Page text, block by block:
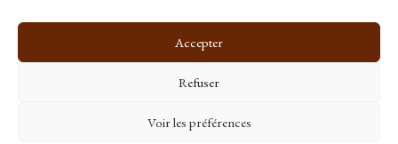
Accepter
Refuser
Voir les préférences
Politique de cookies (UE)
Magic Mastering
Copyright © 2026 Le Blog de Magic Mastering |